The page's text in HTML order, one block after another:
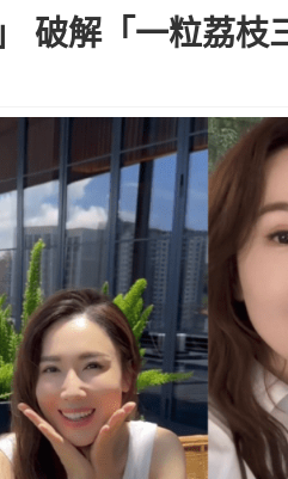
破解「一粒荔